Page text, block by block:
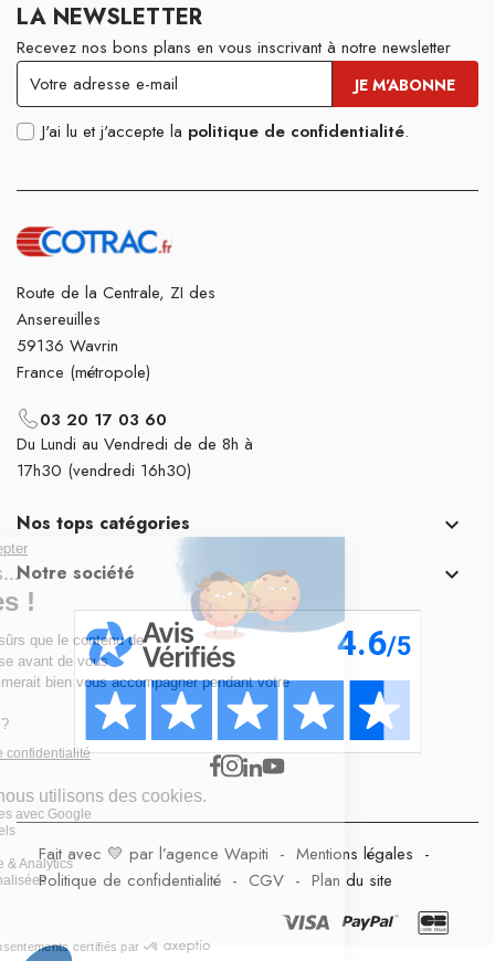
LA NEWSLETTER
Recevez nos bons plans en vous inscrivant à notre newsletter
J'ai lu et j'accepte la politique de confidentialité.
Route de la Centrale, ZI des
Ansereuilles
59136 Wavrin
France (métropole)
03 20 17 03 60
Du Lundi au Vendredi de de 8h à
17h30 (vendredi 16h30)
Nos tops catégories 
Notre société 
Fait avec 💛 par l’agence Wapiti - Mentions légales -
Politique de confidentialité - CGV - Plan du site